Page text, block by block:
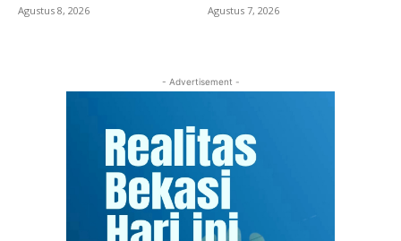
Agustus 8, 2026 Agustus 7, 2026
- Advertisement -